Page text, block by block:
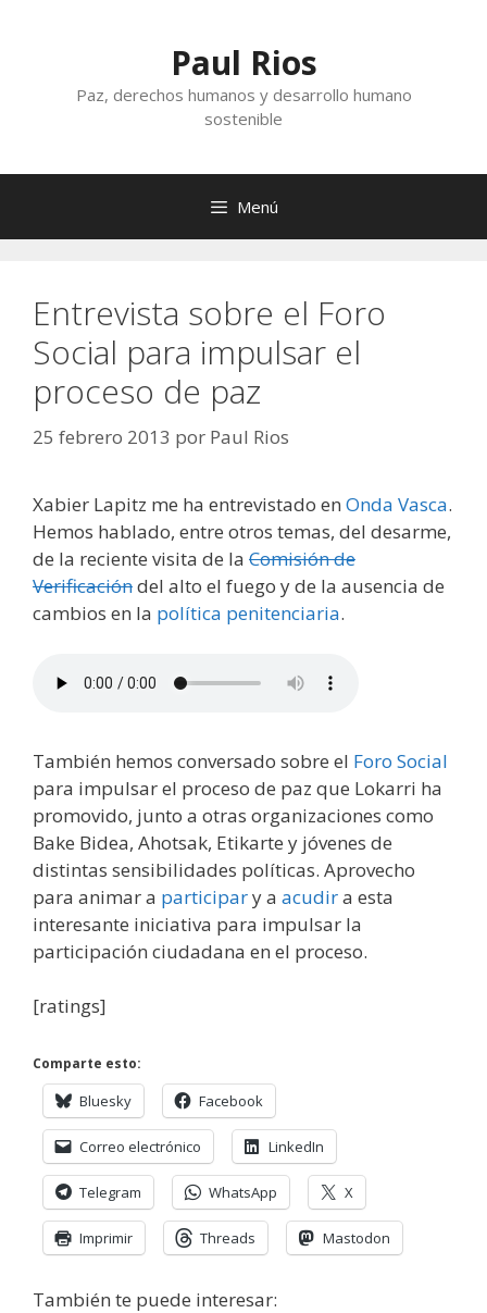
Paul Rios
Paz, derechos humanos y desarrollo humano
sostenible
Menú
Entrevista sobre el Foro
Social para impulsar el
proceso de paz
25 febrero 2013 por Paul Rios
Xabier Lapitz me ha entrevistado en Onda Vasca.
Hemos hablado, entre otros temas, del desarme,
de la reciente visita de la Comisión de
Verificacióndel alto el fuego y de la ausencia de
cambios en la política penitenciaria.
También hemos conversado sobre el Foro Social
para impulsar el proceso de paz que Lokarri ha
promovido, junto a otras organizaciones como
Bake Bidea, Ahotsak, Etikarte y jóvenes de
distintas sensibilidades políticas. Aprovecho
para animar a participary a acudira esta
interesante iniciativa para impulsar la
participación ciudadana en el proceso.
[ratings]
Comparte esto:
Bluesky Facebook
Correo electrónico LinkedIn
Telegram WhatsApp X
Imprimir Threads Mastodon
También te puede interesar: